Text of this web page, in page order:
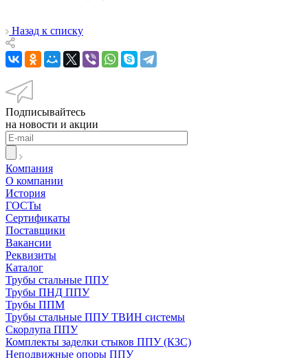
Назад к списку
Подписывайтесь
на новости и акции
Компания
О компании
История
ГОСТы
Сертификаты
Поставщики
Вакансии
Реквизиты
Каталог
Трубы стальные ППУ
Трубы ПНД ППУ
Трубы ППМ
Трубы стальные ППУ ТВИН системы
Скорлупа ППУ
Комплекты заделки стыков ППУ (КЗС)
Неподвижные опоры ППУ